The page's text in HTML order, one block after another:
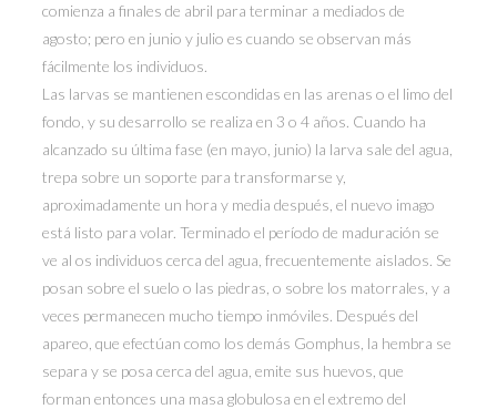
comienza a finales de abril para terminar a mediados de
agosto; pero en junio y julio es cuando se observan más
fácilmente los individuos.
Las larvas se mantienen escondidas en las arenas o el limo del
fondo, y su desarrollo se realiza en 3 o 4 años. Cuando ha
alcanzado su última fase (en mayo, junio) la larva sale del agua,
trepa sobre un soporte para transformarse y,
aproximadamente un hora y media después, el nuevo imago
está listo para volar. Terminado el período de maduración se
ve al os individuos cerca del agua, frecuentemente aislados. Se
posan sobre el suelo o las piedras, o sobre los matorrales, y a
veces permanecen mucho tiempo inmóviles. Después del
apareo, que efectúan como los demás Gomphus, la hembra se
separa y se posa cerca del agua, emite sus huevos, que
forman entonces una masa globulosa en el extremo del